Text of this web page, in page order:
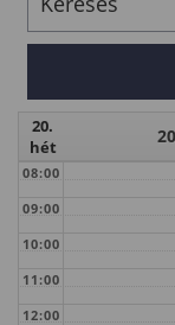
20.
hét
08:00
09:00
10:00
11:00
12:00